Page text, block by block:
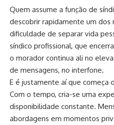
Quem assume a função de
descobrir rapidamente um dos
dificuldade de separar vida
síndico profissional, que
o morador continua ali no
de mensagens, no interfone.
E é justamente aí que começa
Com o tempo, cria-se uma
disponibilidade constante.
abordagens em momentos